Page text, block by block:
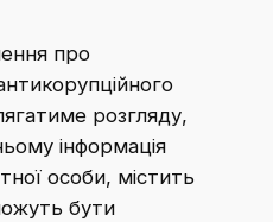
про
розгляду,
інформація
особи, містить
бути